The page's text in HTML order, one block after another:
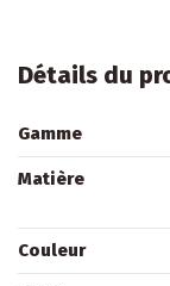
Détails du
Gamme
Matière
Couleur